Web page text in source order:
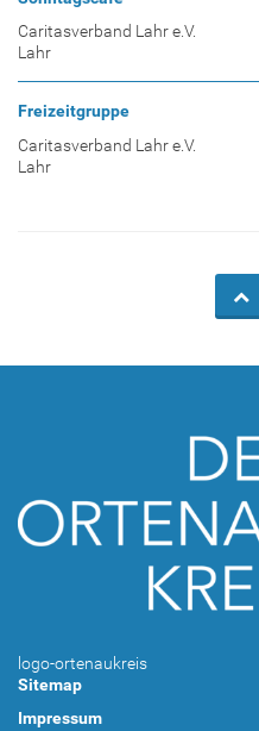
Caritasverband Lahr e.V.
Lahr
Freizeitgruppe
Caritasverband Lahr e.V.
Lahr
logo-ortenaukreis
Sitemap
Impressum